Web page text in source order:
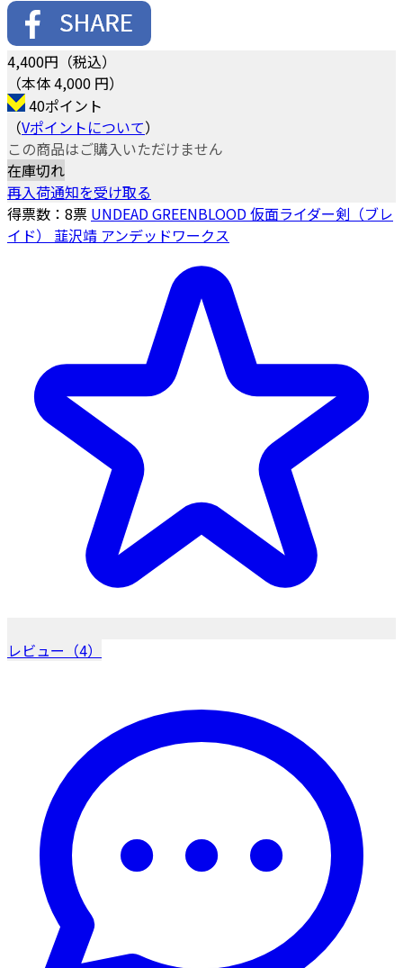
4,400円（税込）
（本体 4,000 円）
40ポイント
（Vポイントについて）
この商品はご購入いただけません
在庫切れ
再入荷通知を受け取る
得票数： 8票 UNDEAD GREENBLOOD 仮面ライダー剣（ブレ
イド） 韮沢靖 アンデッドワークス
レビュー（4）